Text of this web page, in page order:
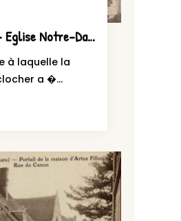
Beaumont-le-Roger – Eglise Notre-Dame de Vieilles
à laquelle la
a �...